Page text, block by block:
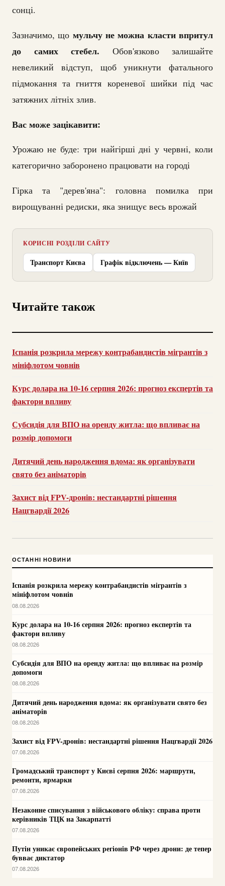
сонці.
Зазначимо, що мульчу не можна класти впритул
до самих стебел. Обов'язково залишайте
невеликий відступ, щоб уникнути фатального
підмокання та гниття кореневої шийки під час
затяжних літніх злив.
Вас може зацікавити:
Урожаю не буде: три найгірші дні у червні, коли
категорично заборонено працювати на городі
Гірка та "дерев'яна": головна помилка при
вирощуванні редиски, яка знищує весь врожай
КОРИСНІ РОЗДІЛИ САЙТУ
Транспорт Києва Графік відключень — Київ
Читайте також
Іспанія розкрила мережу контрабандистів мігрантів з
мініфлотом човнів
Курс долара на 10-16 серпня 2026: прогноз експертів та
фактори впливу
Субсидія для ВПО на оренду житла: що впливає на
розмір допомоги
Дитячий день народження вдома: як організувати
свято без аніматорів
Захист від FPV-дронів: нестандартні рішення
Нацгвардії 2026
ОСТАННІ НОВИНИ
Іспанія розкрила мережу контрабандистів мігрантів з
мініфлотом човнів
08.08.2026
Курс долара на 10-16 серпня 2026: прогноз експертів та
фактори впливу
08.08.2026
Субсидія для ВПО на оренду житла: що впливає на розмір
допомоги
08.08.2026
Дитячий день народження вдома: як організувати свято без
аніматорів
08.08.2026
Захист від FPV-дронів: нестандартні рішення Нацгвардії 2026
07.08.2026
Громадський транспорт у Києві серпня 2026: маршрути,
ремонти, ярмарки
07.08.2026
Незаконне списування з військового обліку: справа проти
керівників ТЦК на Закарпатті
07.08.2026
Путін уникає європейських регіонів РФ через дрони: де тепер
бувває диктатор
07.08.2026